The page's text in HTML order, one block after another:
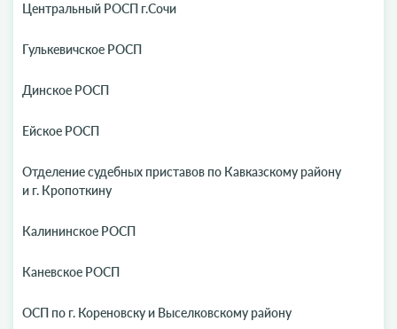
Центральный РОСП г.Сочи
Гулькевичское РОСП
Динское РОСП
Ейское РОСП
Отделение судебных приставов по Кавказскому району
и г. Кропоткину
Калининское РОСП
Каневское РОСП
ОСП по г. Кореновску и Выселковскому району